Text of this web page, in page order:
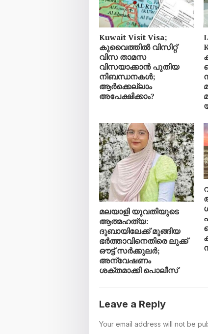
Kuwait Visit Visa;
കുവൈത്തിൽ വിസിറ്റ്
വിസ താമസ
വിസയാക്കാൻ പുതിയ
നിബന്ധനകൾ;
ആർക്കെല്ലാം
അപേക്ഷിക്കാം?
മലയാളി യുവതിയുടെ
ആത്മഹത്യ:
ദുബായിലേക്ക് മുങ്ങിയ
ഭർത്താവിനെതിരെ ലുക്ക്
ഔട്ട് സർക്കുലർ;
അന്വേഷണം
ശക്തമാക്കി പൊലീസ്
Leave a Reply
Your email address will not be